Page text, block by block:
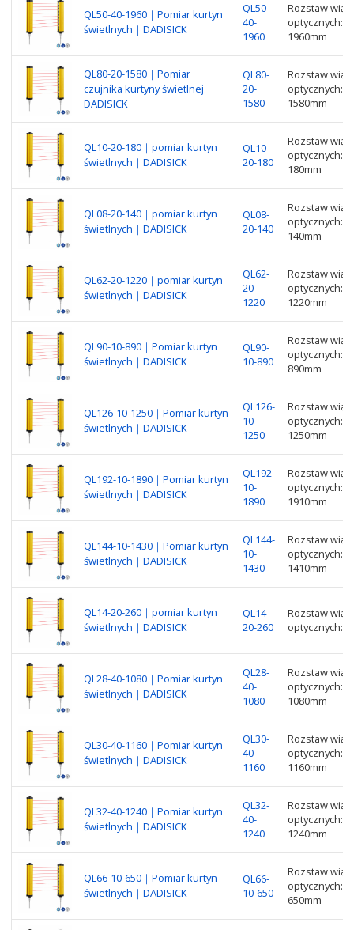
QL50-40-1960｜Pomiar kurtyn
świetlnych｜DADISICK
QL50-
40-
1960
Rozstaw
optycznych:
1960mm
QL80-20-1580｜Pomiar
czujnika kurtyny świetlnej｜
DADISICK
QL80-
20-
1580
Rozstaw
optycznych:
1580mm
QL10-20-180｜pomiar kurtyn
świetlnych｜DADISICK
QL10-
20-180
Rozstaw
optycznych:
180mm
QL08-20-140｜pomiar kurtyn
świetlnych｜DADISICK
QL08-
20-140
Rozstaw
optycznych:
140mm
QL62-20-1220｜pomiar kurtyn
świetlnych｜DADISICK
QL62-
20-
1220
Rozstaw
optycznych:
1220mm
QL90-10-890｜Pomiar kurtyn
świetlnych｜DADISICK
QL90-
10-890
Rozstaw
optycznych:
890mm
QL126-10-1250｜Pomiar kurtyn
świetlnych｜DADISICK
QL126-
10-
1250
Rozstaw
optycznych:
1250mm
QL192-10-1890｜Pomiar kurtyn
świetlnych｜DADISICK
QL192-
10-
1890
Rozstaw
optycznych:
1910mm
QL144-10-1430｜Pomiar kurtyn
świetlnych｜DADISICK
QL144-
10-
1430
Rozstaw
optycznych:
1410mm
QL14-20-260｜pomiar kurtyn
świetlnych｜DADISICK
QL14-
20-260
Rozstaw
optycznych:
QL28-40-1080｜Pomiar kurtyn
świetlnych｜DADISICK
QL28-
40-
1080
Rozstaw
optycznych:
1080mm
QL30-40-1160｜Pomiar kurtyn
świetlnych｜DADISICK
QL30-
40-
1160
Rozstaw
optycznych:
1160mm
QL32-40-1240｜Pomiar kurtyn
świetlnych｜DADISICK
QL32-
40-
1240
Rozstaw
optycznych:
1240mm
QL66-10-650｜Pomiar kurtyn
świetlnych｜DADISICK
QL66-
10-650
Rozstaw
optycznych:
650mm